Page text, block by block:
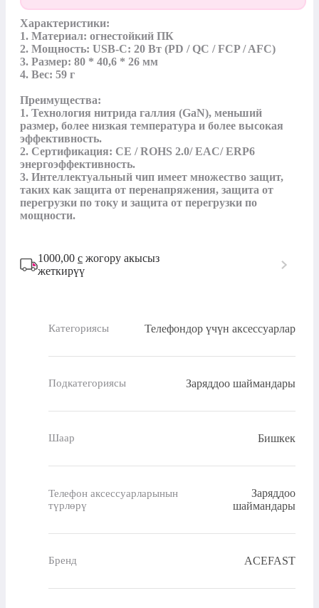
Характеристики:
1. Материал: огнестойкий ПК
2. Мощность: USB-C: 20 Вт (PD / QC / FCP / AFC)
3. Размер: 80 * 40,6 * 26 мм
4. Вес: 59 г
Преимущества:
1. Технология нитрида галлия (GaN), меньший
размер, более низкая температура и более высокая
эффективность.
2. Сертификация: CE / ROHS 2.0/ EAC/ ERP6
энергоэффективность.
3. Интеллектуальный чип имеет множество защит,
таких как защита от перенапряжения, защита от
перегрузки по току и защита от перегрузки по
мощности.
1000,00 с жогору акысыз
жеткирүү
Категориясы Телефондор үчүн аксессуарлар
Подкатегориясы Заряддоо шаймандары
Шаар Бишкек
Телефон аксессуарларынын
түрлөрү
Заряддоо
шаймандары
Бренд ACEFAST